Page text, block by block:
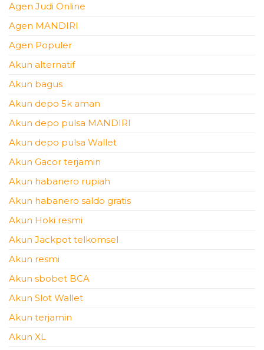
Agen Judi Online
Agen MANDIRI
Agen Populer
Akun alternatif
Akun bagus
Akun depo 5k aman
Akun depo pulsa MANDIRI
Akun depo pulsa Wallet
Akun Gacor terjamin
Akun habanero rupiah
Akun habanero saldo gratis
Akun Hoki resmi
Akun Jackpot telkomsel
Akun resmi
Akun sbobet BCA
Akun Slot Wallet
Akun terjamin
Akun XL